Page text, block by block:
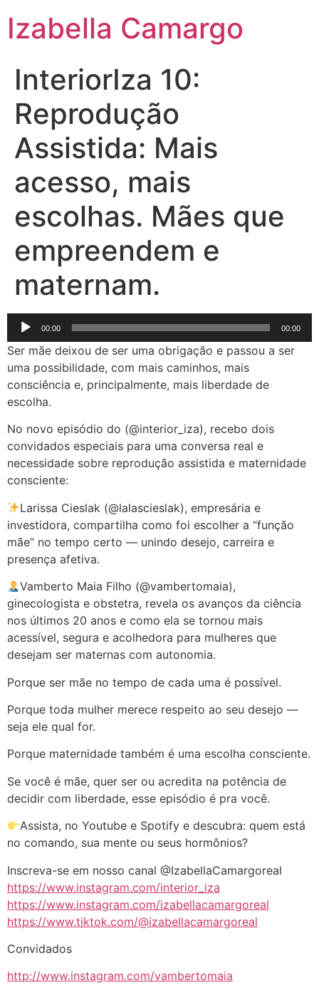
Izabella Camargo
InteriorIza 10:
Reprodução
Assistida: Mais
acesso, mais
escolhas. Mães que
empreendem e
maternam.
Tocador
de
áudio
00:00 00:00
Ser mãe deixou de ser uma obrigação e passou a ser
uma possibilidade, com mais caminhos, mais
consciência e, principalmente, mais liberdade de
escolha.
No novo episódio do (@interior_iza), recebo dois
convidados especiais para uma conversa real e
necessidade sobre reprodução assistida e maternidade
consciente:
Larissa Cieslak (@lalascieslak), empresária e
investidora, compartilha como foi escolher a “função
mãe” no tempo certo — unindo desejo, carreira e
presença afetiva.
Vamberto Maia Filho (@vambertomaia),
ginecologista e obstetra, revela os avanços da ciência
nos últimos 20 anos e como ela se tornou mais
acessível, segura e acolhedora para mulheres que
desejam ser maternas com autonomia.
Porque ser mãe no tempo de cada uma é possível.
Porque toda mulher merece respeito ao seu desejo —
seja ele qual for.
Porque maternidade também é uma escolha consciente.
Se você é mãe, quer ser ou acredita na potência de
decidir com liberdade, esse episódio é pra você.
Assista, no Youtube e Spotify e descubra: quem está
no comando, sua mente ou seus hormônios?
Inscreva-se em nosso canal @IzabellaCamargoreal
https://www.instagram.com/interior_iza
https://www.instagram.com/izabellacamargoreal
https://www.tiktok.com/@izabellacamargoreal
Convidados
http://www.instagram.com/vambertomaia